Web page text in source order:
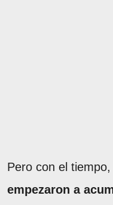
Pero con el tiempo,
empezaron a